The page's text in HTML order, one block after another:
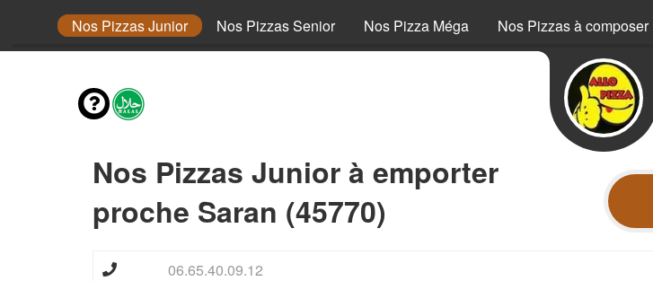
Nos Pizzas Junior Nos Pizzas Senior Nos Pizza Méga Nos Pizzas à composer
Nos Pizzas Junior à emporter
proche Saran (45770)
06.65.40.09.12